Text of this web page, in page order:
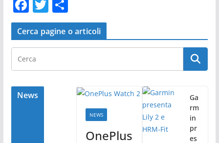
F
a
c
e
b
o
o
T
w
itt
er
o
n
di
vi
di
Cerca pagine o articoli
News
NEWS
OnePlus
Ga
rm
in
pr
es